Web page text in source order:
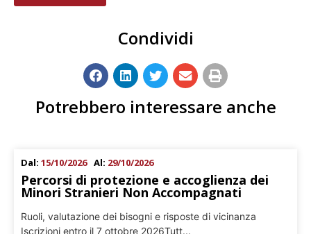
Condividi
Potrebbero interessare anche
Dal: 15/10/2026 Al: 29/10/2026
Percorsi di protezione e accoglienza dei
Minori Stranieri Non Accompagnati
Ruoli, valutazione dei bisogni e risposte di vicinanza
Iscrizioni entro il 7 ottobre 2026Tutt...